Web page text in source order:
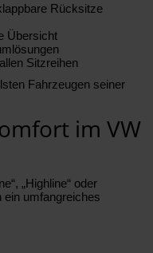
Rücksitze
Übersicht
Sitzreihen
Fahrzeugen seiner
im VW
„Highline“ oder
ein umfangreiches